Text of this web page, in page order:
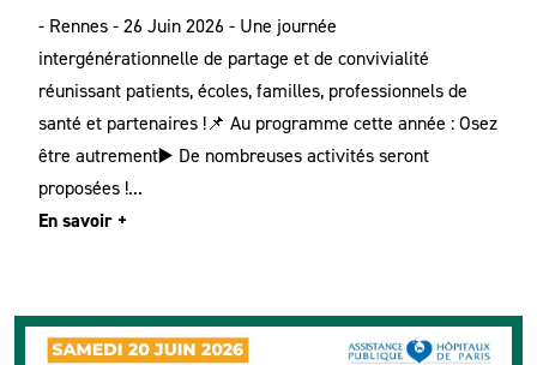
- Rennes - 26 Juin 2026 - Une journée
intergénérationnelle de partage et de convivialité
réunissant patients, écoles, familles, professionnels de
santé et partenaires !📌 Au programme cette année : Osez
être autrement▶️ De nombreuses activités seront
proposées !...
En savoir +